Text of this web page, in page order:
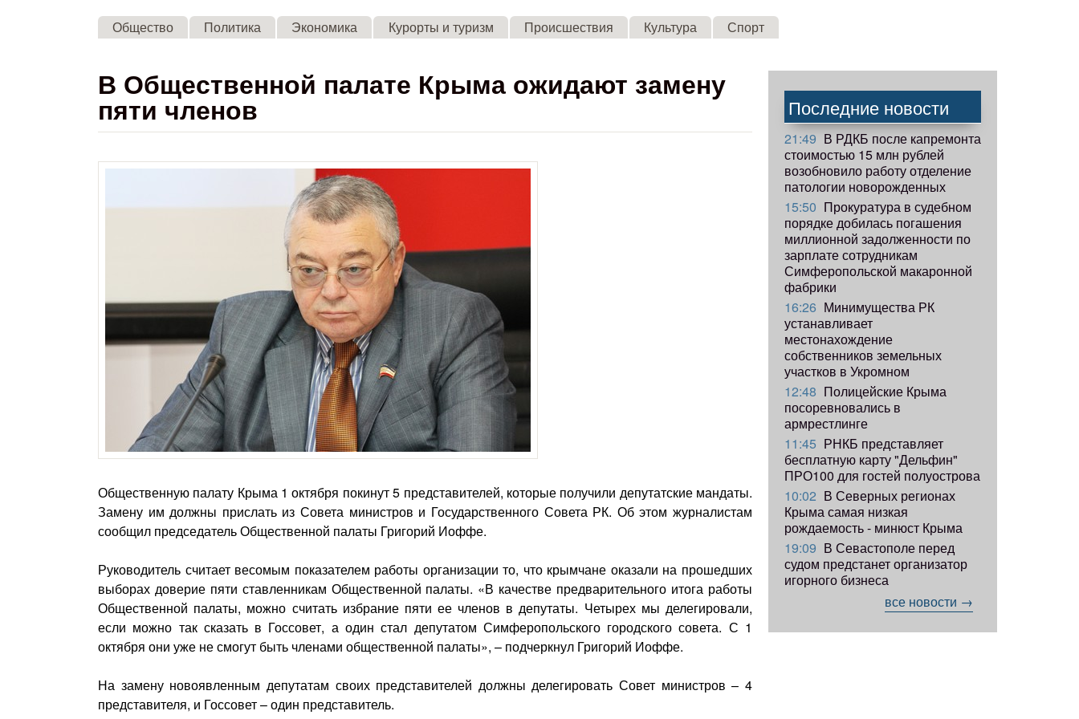
Skip to main content
Общество Политика Экономика Курорты и туризм Происшествия Культура Спорт
В Общественной палате Крыма ожидают замену
пяти членов
Общественную палату Крыма 1 октября покинут 5 представителей, которые получили депутатские мандаты.
Замену им должны прислать из Совета министров и Государственного Совета РК. Об этом журналистам
сообщил председатель Общественной палаты Григорий Иоффе.
Руководитель считает весомым показателем работы организации то, что крымчане оказали на прошедших
выборах доверие пяти ставленникам Общественной палаты. «В качестве предварительного итога работы
Общественной палаты, можно считать избрание пяти ее членов в депутаты. Четырех мы делегировали,
если можно так сказать в Госсовет, а один стал депутатом Симферопольского городского совета. С 1
октября они уже не смогут быть членами общественной палаты», – подчеркнул Григорий Иоффе.
На замену новоявленным депутатам своих представителей должны делегировать Совет министров – 4
представителя, и Госсовет – один представитель.
Последние новости
21:49 В РДКБ после капремонта
стоимостью 15 млн рублей
возобновило работу отделение
патологии новорожденных
15:50 Прокуратура в судебном
порядке добилась погашения
миллионной задолженности по
зарплате сотрудникам
Симферопольской макаронной
фабрики
16:26 Минимущества РК
устанавливает
местонахождение
собственников земельных
участков в Укромном
12:48 Полицейские Крыма
посоревновались в
армрестлинге
11:45 РНКБ представляет
бесплатную карту "Дельфин"
ПРО100 для гостей полуострова
10:02 В Северных регионах
Крыма самая низкая
рождаемость - минюст Крыма
19:09 В Севастополе перед
судом предстанет организатор
игорного бизнеса
все новости →